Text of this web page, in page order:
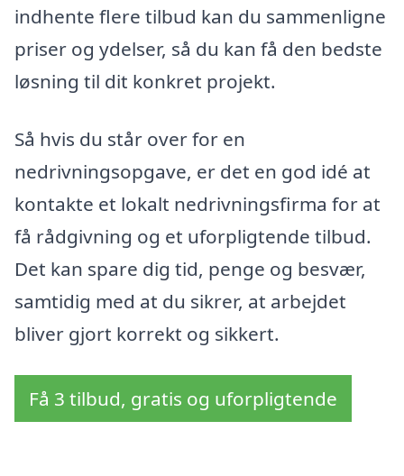
indhente flere tilbud kan du sammenligne
priser og ydelser, så du kan få den bedste
løsning til dit konkret projekt.
Så hvis du står over for en
nedrivningsopgave, er det en god idé at
kontakte et lokalt nedrivningsfirma for at
få rådgivning og et uforpligtende tilbud.
Det kan spare dig tid, penge og besvær,
samtidig med at du sikrer, at arbejdet
bliver gjort korrekt og sikkert.
Få 3 tilbud, gratis og uforpligtende